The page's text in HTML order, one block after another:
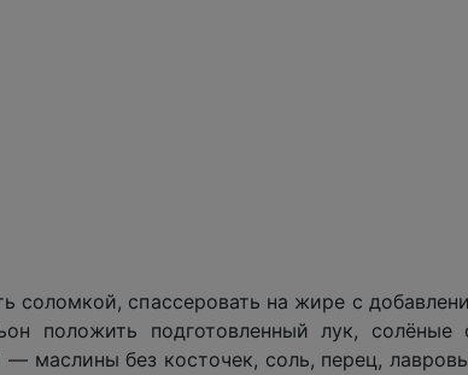
соломкой, спассеровать на жире с
положить подготовленный лук, солёные
маслины без косточек, соль, перец,